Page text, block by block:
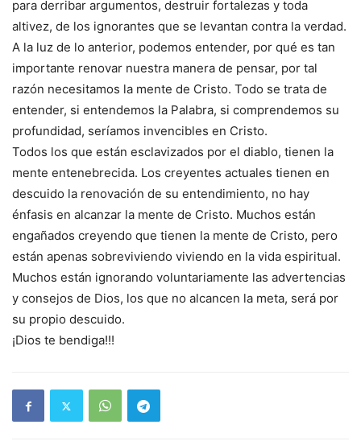
para derribar argumentos, destruir fortalezas y toda
altivez, de los ignorantes que se levantan contra la verdad.
A la luz de lo anterior, podemos entender, por qué es tan
importante renovar nuestra manera de pensar, por tal
razón necesitamos la mente de Cristo. Todo se trata de
entender, si entendemos la Palabra, si comprendemos su
profundidad, seríamos invencibles en Cristo.
Todos los que están esclavizados por el diablo, tienen la
mente entenebrecida. Los creyentes actuales tienen en
descuido la renovación de su entendimiento, no hay
énfasis en alcanzar la mente de Cristo. Muchos están
engañados creyendo que tienen la mente de Cristo, pero
están apenas sobreviviendo viviendo en la vida espiritual.
Muchos están ignorando voluntariamente las advertencias
y consejos de Dios, los que no alcancen la meta, será por
su propio descuido.
¡Dios te bendiga!!!